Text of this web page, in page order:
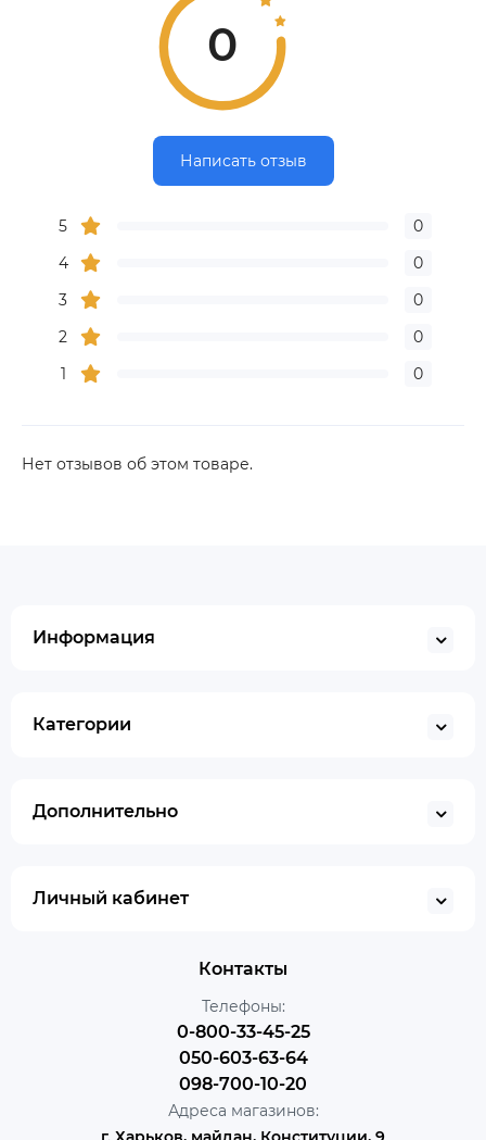
0
Написать отзыв
5
0
4
0
3
0
2
0
1
0
Нет отзывов об этом товаре.
Информация
Категории
Дополнительно
Личный кабинет
Контакты
Телефоны:
0-800-33-45-25
050-603-63-64
098-700-10-20
Адреса магазинов: